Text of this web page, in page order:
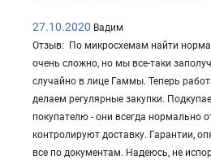
27.10.2020 Вадим
Отзыв: По микросхемам найти
очень сложно, но мы все-таки
случайно в лице Гаммы. Теперь
делаем регулярные закупки.
покупателю - они всегда нормально
контролируют доставку. Гарантии,
все по документам. Надеюсь, не